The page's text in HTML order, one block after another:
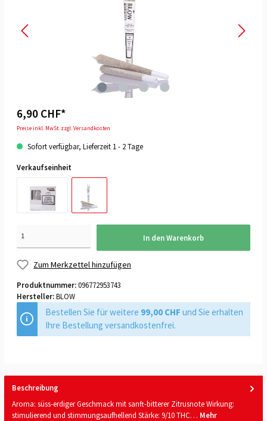
6,90 CHF*
Preise inkl. MwSt. zzgl. Versandkosten
Sofort verfügbar, Lieferzeit 1 - 2 Tage
Verkaufseinheit
In den Warenkorb
Zum Merkzettel hinzufügen
Produktnummer:096772953743
Hersteller:BLOW
Bestellen Sie für weitere 99,00 CHF und Sie erhalten
Ihre Bestellung versandkostenfrei.
Beschreibung
Aroma: süss-erdiger Geschmack mit sanft-bitterer Zitrusnote Wirkung:
stimulierend und stimmungsaufhellend Stärke: 9/10 THC… Mehr